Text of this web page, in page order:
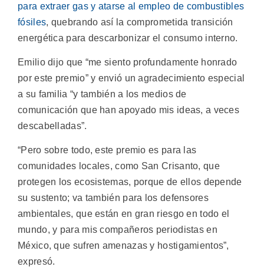
para extraer gas y atarse al empleo de combustibles
fósiles, quebrando así la comprometida transición
energética para descarbonizar el consumo interno.
Emilio dijo que “me siento profundamente honrado
por este premio” y envió un agradecimiento especial
a su familia “y también a los medios de
comunicación que han apoyado mis ideas, a veces
descabelladas”.
“Pero sobre todo, este premio es para las
comunidades locales, como San Crisanto, que
protegen los ecosistemas, porque de ellos depende
su sustento; va también para los defensores
ambientales, que están en gran riesgo en todo el
mundo, y para mis compañeros periodistas en
México, que sufren amenazas y hostigamientos”,
expresó.